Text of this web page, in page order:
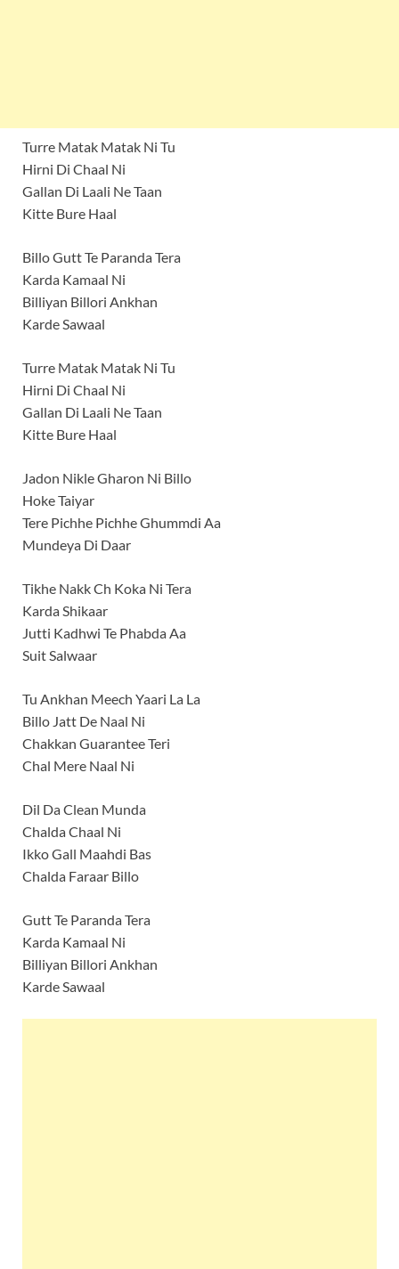
Turre Matak Matak Ni Tu
Hirni Di Chaal Ni
Gallan Di Laali Ne Taan
Kitte Bure Haal
Billo Gutt Te Paranda Tera
Karda Kamaal Ni
Billiyan Billori Ankhan
Karde Sawaal
Turre Matak Matak Ni Tu
Hirni Di Chaal Ni
Gallan Di Laali Ne Taan
Kitte Bure Haal
Jadon Nikle Gharon Ni Billo
Hoke Taiyar
Tere Pichhe Pichhe Ghummdi Aa
Mundeya Di Daar
Tikhe Nakk Ch Koka Ni Tera
Karda Shikaar
Jutti Kadhwi Te Phabda Aa
Suit Salwaar
Tu Ankhan Meech Yaari La La
Billo Jatt De Naal Ni
Chakkan Guarantee Teri
Chal Mere Naal Ni
Dil Da Clean Munda
Chalda Chaal Ni
Ikko Gall Maahdi Bas
Chalda Faraar Billo
Gutt Te Paranda Tera
Karda Kamaal Ni
Billiyan Billori Ankhan
Karde Sawaal